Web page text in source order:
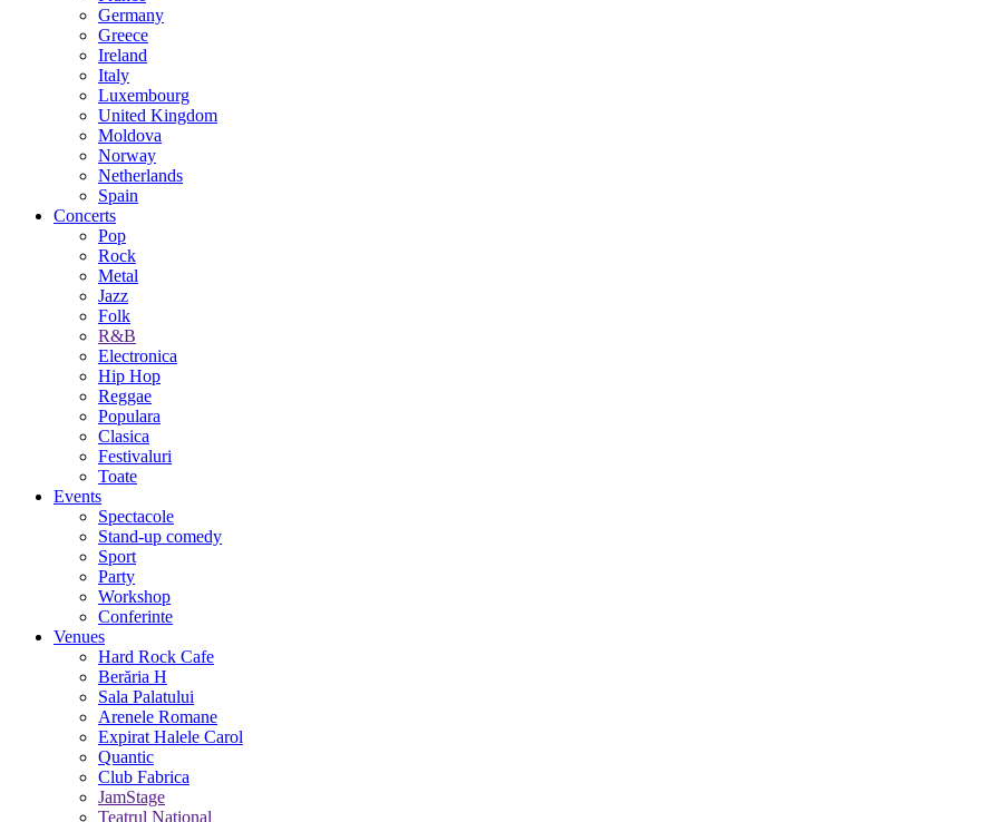
Germany
Greece
Ireland
Italy
Luxembourg
United Kingdom
Moldova
Norway
Netherlands
Spain
Concerts
Pop
Rock
Metal
Jazz
Folk
R&B
Electronica
Hip Hop
Reggae
Populara
Clasica
Festivaluri
Toate
Events
Spectacole
Stand-up comedy
Sport
Party
Workshop
Conferinte
Venues
Hard Rock Cafe
Berăria H
Sala Palatului
Arenele Romane
Expirat Halele Carol
Quantic
Club Fabrica
JamStage
Teatrul National